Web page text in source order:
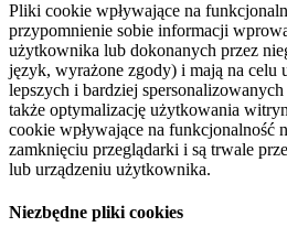
Pliki cookie wpływające na
przypomnienie sobie informacji
użytkownika lub dokonanych przez
język, wyrażone zgody) i mają na celu
lepszych i bardziej
także optymalizację użytkowania
cookie wpływające na funkcjonalność
zamknięciu przeglądarki i są trwale
lub urządzeniu użytkownika.
Niezbędne pliki cookies